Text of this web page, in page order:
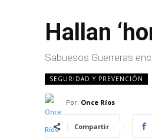
Hallan
Sabuesos Guerreras
SEGURIDAD Y PREVENCIÓN
Por: Once Ríos
Compartir